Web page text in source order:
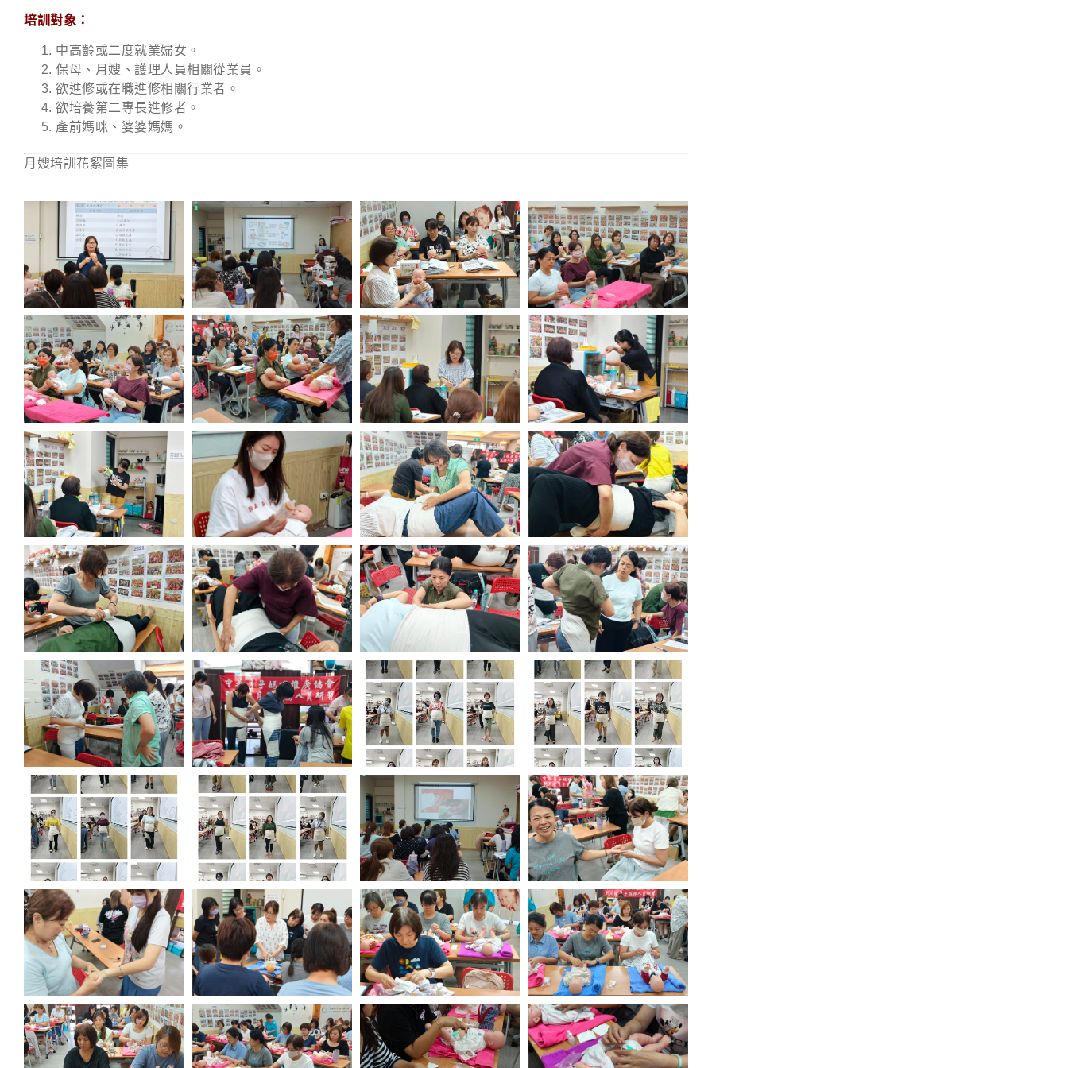
培訓對象：
中高齡或二度就業婦女。
保母、月嫂、護理人員相關從業員。
欲進修或在職進修相關行業者。
欲培養第二專長進修者。
產前媽咪、婆婆媽媽。
月嫂培訓花絮圖集